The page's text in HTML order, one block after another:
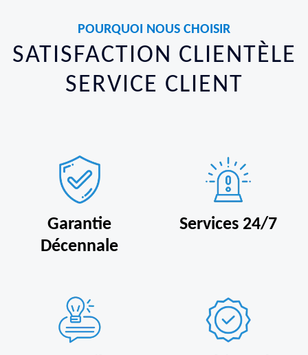
POURQUOI NOUS CHOISIR
SATISFACTION CLIENTÈLE
SERVICE CLIENT
Garantie
Décennale
Services 24/7